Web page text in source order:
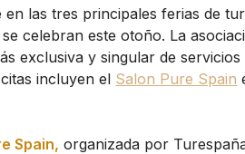
en las tres principales ferias de
celebran este otoño. La
exclusiva y singular de
incluyen el Salon Pure Spain
Spain, organizada por